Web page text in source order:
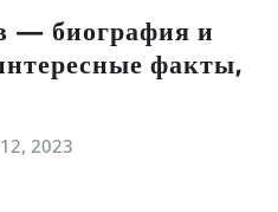
— биография и
факты,
2023